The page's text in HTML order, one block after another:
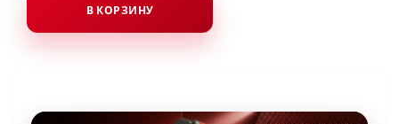
В КОРЗИНУ